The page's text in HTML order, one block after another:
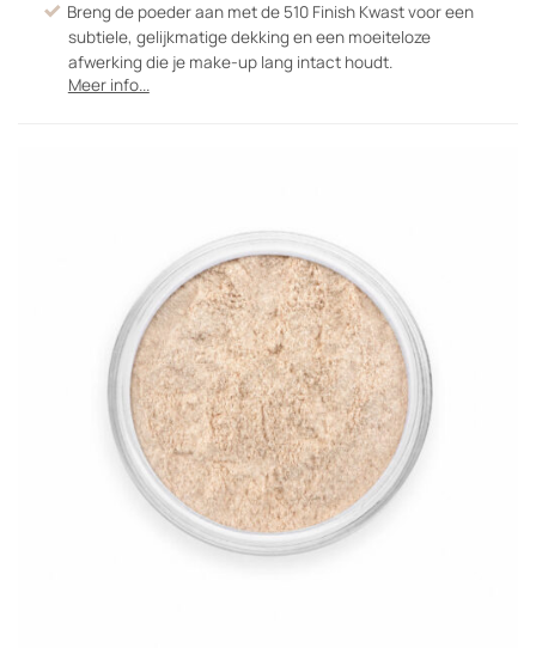
Breng de poeder aan met de 510 Finish Kwast voor een
subtiele, gelijkmatige dekking en een moeiteloze
afwerking die je make-up lang intact houdt.
Meer info...